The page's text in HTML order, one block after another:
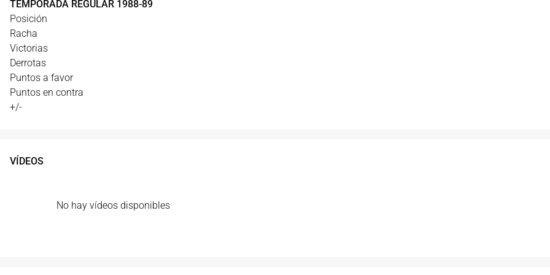
TEMPORADA REGULAR 1988-89
Posición
Racha
Victorias
Derrotas
Puntos a favor
Puntos en contra
+/-
VÍDEOS
No hay vídeos disponibles